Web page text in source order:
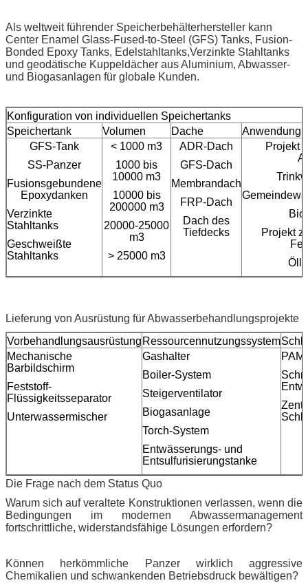
Als weltweit führender Speicherbehälterhersteller kann
Center Enamel Glass-Fused-to-Steel (GFS) Tanks, Fusion-
Bonded Epoxy Tanks, Edelstahltanks,Verzinkte Stahltanks
und geodätische Kuppeldächer aus Aluminium, Abwasser-
und Biogasanlagen für globale Kunden.
Konfiguration von individuellen Speichertanks
Speichertank
Volumen Dache
Anwendung
GFS-Tank
SS-Panzer
Fusionsgebundene
Epoxydanken
Verzinkte
Stahltanks
Geschweißte
Stahltanks
< 1000 m3
1000 bis
10000 m3
10000 bis
200000 m3
20000-25000
m3
> 25000 m3
ADR-Dach
GFS-Dach
Membrandach
FRP-Dach
Dach des
Tiefdecks
Projekt
Projekt
Lieferung von Ausrüstung für Abwasserbehandlungsprojekte
Vorbehandlungsausrüstung Ressourcennutzungssystem
Mechanische
Barbildschirm
Feststoff-
Flüssigkeitsseparator
Unterwassermischer
Gashalter
Boiler-System
Steigerventilator
Biogasanlage
Torch-System
Entwässerungs- und
Entsulfurisierungstanke
Die Frage nach dem Status Quo
Warum sich auf veraltete Konstruktionen verlassen, wenn die
Bedingungen im modernen Abwassermanagement
fortschrittliche, widerstandsfähige Lösungen erfordern?
Können herkömmliche Panzer wirklich aggressive
Chemikalien und schwankenden Betriebsdruck bewältigen?